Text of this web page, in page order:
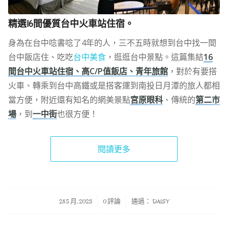
精選16間優質台中火車站住宿。
身為在台中唸書唸了4年的人，三不五時就想到台中找一間
台中飯店住、吃吃台中美食，逛逛台中景點。這篇集結16
間台中火車站住宿、高C/P值飯店、青年旅館，對於有要搭
火車、轉乘到台中高鐵或是搭客運到南投日月潭的旅人都相
當方便，附近還有知名的網美景點宮原眼科、傳統的第二市
場，到一中街也很方便！
閱讀更多
28 5 月, 2023
/ 0 評論 通過： DAISY